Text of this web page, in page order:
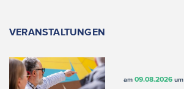
VERANSTALTUNGEN
am 09.08.2026um